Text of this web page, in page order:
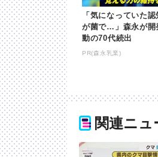
「気になっていた
が菌で…」森永が開
動の70代続出
PR(森永乳業)
関連ニュ